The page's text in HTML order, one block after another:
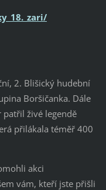
2. Blišický hudební
Boršičanka. Dále
patřil živé legendě
přilákala téměř 400
akci
vám, kteří jste přišli